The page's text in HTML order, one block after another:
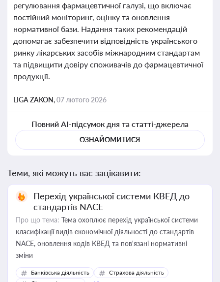
регулювання фармацевтичної галузі, що включає
постійний моніторинг, оцінку та оновлення
нормативної бази. Надання таких рекомендацій
допомагає забезпечити відповідність українського
ринку лікарських засобів міжнародним стандартам
та підвищити довіру споживачів до фармацевтичної
продукції.
LIGA ZAKON,07 лютого 2026
Повний AI-підсумок дня та статті-джерела
ОЗНАЙОМИТИСЯ
Теми, які можуть вас зацікавити:
Перехід української системи КВЕД до
стандартів NACE
Про що тема: Тема охоплює перехід української системи
класифікації видів економічної діяльності до стандартів
NACE, оновлення кодів КВЕД та пов'язані нормативні
зміни
Банківська діяльність
Страхова діяльність